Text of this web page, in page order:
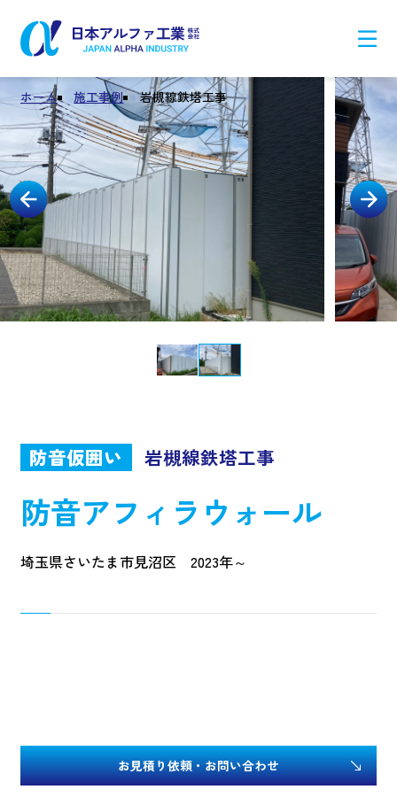
ホーム 施工事例 岩槻線鉄塔工事
Previous Next
防音仮囲い 岩槻線鉄塔工事
防音アフィラウォール
埼玉県さいたま市見沼区 2023年～
お見積り依頼・お問い合わせ